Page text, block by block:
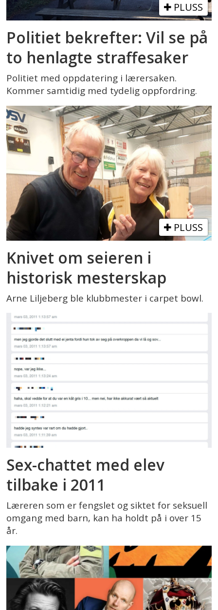
PLUSS
Politiet bekrefter: Vil se på
to henlagte straffesaker
Politiet med oppdatering i lærersaken.
Kommer samtidig med tydelig oppfordring.
PLUSS
Knivet om seieren i
historisk mesterskap
Arne Liljeberg ble klubbmester i carpet bowl.
Sex-chattet med elev
tilbake i 2011
Læreren som er fengslet og siktet for seksuell
omgang med barn, kan ha holdt på i over 15
år.